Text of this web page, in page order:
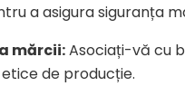
a asigura siguranța
mărcii:Asociați-vă cu
de producție.